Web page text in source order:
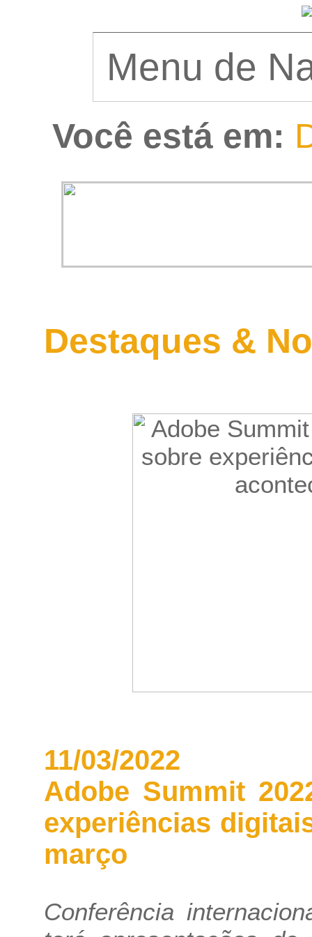
Você está em:
Destaques &
11/03/2022
Adobe Summit
experiências
março
Conferência